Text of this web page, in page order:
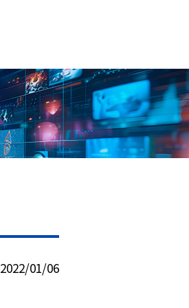
2022/01/06